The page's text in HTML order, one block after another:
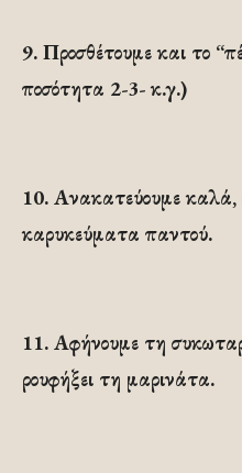
9. Προσθέτουμε και το
ποσότητα 2-3- κ.γ.)
10. Ανακατεύουμε
καρυκεύματα παντού.
11. Αφήνουμε τη
ρουφήξει τη μαρινάτα.